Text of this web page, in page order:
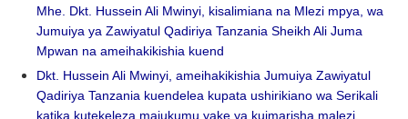
Mhe. Dkt. Hussein Ali Mwinyi, kisalimiana na Mlezi mpya, wa
Jumuiya ya Zawiyatul Qadiriya Tanzania Sheikh Ali Juma
Mpwan na ameihakikishia kuend
Dkt. Hussein Ali Mwinyi, ameihakikishia Jumuiya Zawiyatul
Qadiriya Tanzania kuendelea kupata ushirikiano wa Serikali
katika kutekeleza majukumu yake ya kuimarisha malezi,